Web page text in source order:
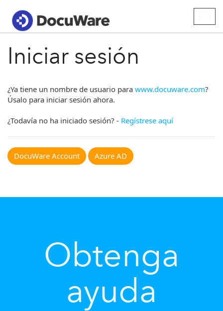
Iniciar sesión
¿Ya tiene un nombre de usuario para www.docuware.com?
Úsalo para iniciar sesión ahora.
¿Todavía no ha iniciado sesión? - Regístrese aquí
DocuWare Account Azure AD
Obtenga
ayuda